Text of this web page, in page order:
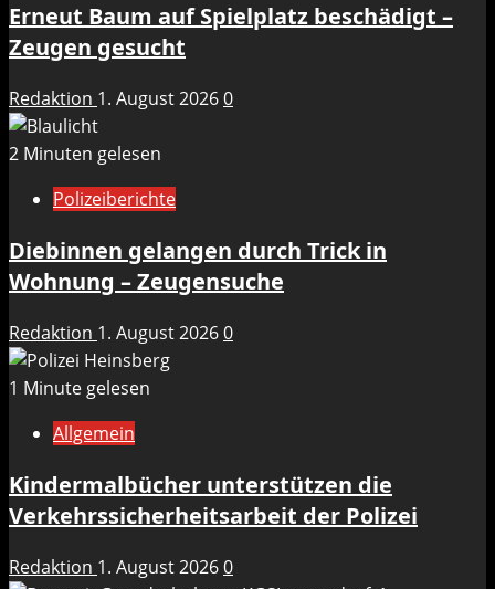
Erneut Baum auf Spielplatz beschädigt –
Zeugen gesucht
Redaktion 1. August 20260
2 Minuten gelesen
Polizeiberichte
Diebinnen gelangen durch Trick in
Wohnung – Zeugensuche
Redaktion 1. August 20260
1 Minute gelesen
Allgemein
Kindermalbücher unterstützen die
Verkehrssicherheitsarbeit der Polizei
Redaktion 1. August 20260